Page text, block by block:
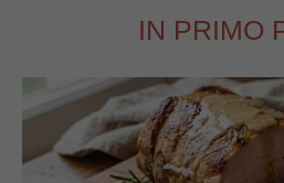
IN PRIMO